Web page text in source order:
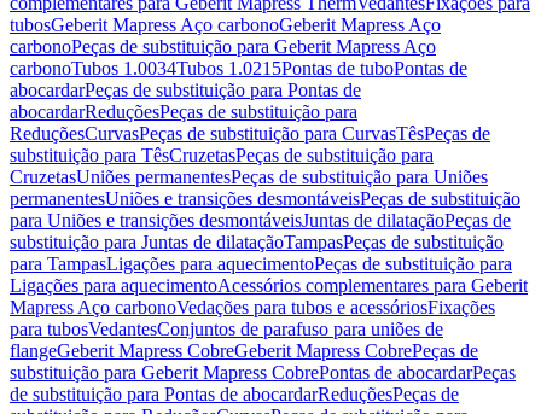
tubosGeberit Mapress Aço carbonoGeberit Mapress Aço
carbonoPeças de substituição para Geberit Mapress Aço
carbonoTubos 1.0034Tubos 1.0215Pontas de tuboPontas de
abocardarPeças de substituição para Pontas de
abocardarReduçõesPeças de substituição para
ReduçõesCurvasPeças de substituição para CurvasTêsPeças de
substituição para TêsCruzetasPeças de substituição para
CruzetasUniões permanentesPeças de substituição para Uniões
permanentesUniões e transições desmontáveisPeças de substituição
para Uniões e transições desmontáveisJuntas de dilataçãoPeças de
substituição para Juntas de dilataçãoTampasPeças de substituição
para TampasLigações para aquecimentoPeças de substituição para
Ligações para aquecimentoAcessórios complementares para Geberit
Mapress Aço carbonoVedações para tubos e acessóriosFixações
para tubosVedantesConjuntos de parafuso para uniões de
flangeGeberit Mapress CobreGeberit Mapress CobrePeças de
substituição para Geberit Mapress CobrePontas de abocardarPeças
de substituição para Pontas de abocardarReduçõesPeças de